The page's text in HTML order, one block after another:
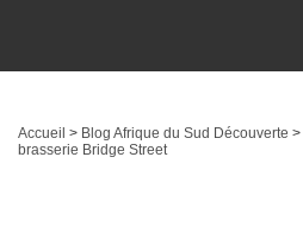
Accueil > Blog Afrique du Sud Découverte >
brasserie Bridge Street